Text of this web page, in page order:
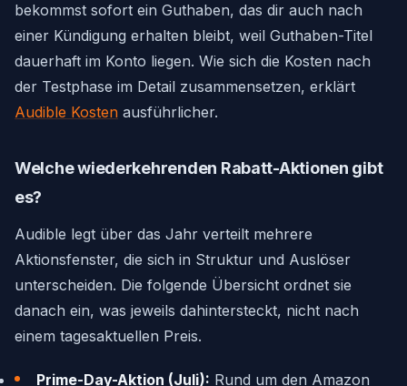
bekommst sofort ein Guthaben, das dir auch nach
einer Kündigung erhalten bleibt, weil Guthaben-Titel
dauerhaft im Konto liegen. Wie sich die Kosten nach
der Testphase im Detail zusammensetzen, erklärt
Audible Kosten ausführlicher.
Welche wiederkehrenden Rabatt-Aktionen gibt
es?
Audible legt über das Jahr verteilt mehrere
Aktionsfenster, die sich in Struktur und Auslöser
unterscheiden. Die folgende Übersicht ordnet sie
danach ein, was jeweils dahintersteckt, nicht nach
einem tagesaktuellen Preis.
Prime-Day-Aktion (Juli): Rund um den Amazon